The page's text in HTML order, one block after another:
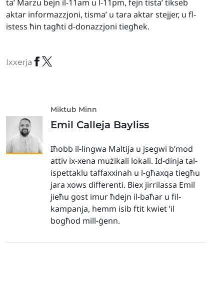
ta’ Marzu bejn il-11am u l-11pm, fejn tista’ tikseb
aktar informazzjoni, tisma’ u tara aktar stejjer, u fl-
istess ħin tagħti d-donazzjoni tiegħek.
Ixxerja
Miktub Minn
Emil Calleja Bayliss
Iħobb il-lingwa Maltija u jsegwi b’mod
attiv ix-xena mużikali lokali. Id-dinja tal-
ispettaklu taffaxxinah u l-għaxqa tiegħu
jara xows differenti. Biex jirrilassa Emil
jieħu gost imur ħdejn il-baħar u fil-
kampanja, hemm isib ftit kwiet ’il
bogħod mill-ġenn.